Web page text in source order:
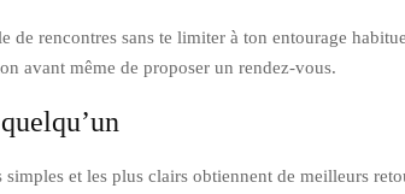
rencontres sans te limiter à ton entourage
avant même de proposer un rendez-vous.
et les plus clairs obtiennent de meilleurs